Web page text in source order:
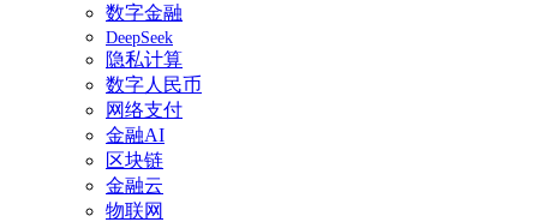
数字金融
DeepSeek
隐私计算
数字人民币
网络支付
金融AI
区块链
金融云
物联网